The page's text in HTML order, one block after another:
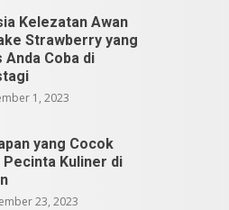
Kelezatan Awan
Strawberry yang
Anda Coba di
1, 2023
yang Cocok
Pecinta Kuliner di
23, 2023